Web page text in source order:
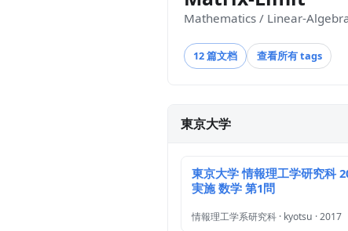
Mathematics / Linear-
12 篇文档 查看所有 tags
東京大学
東京大学 情報理工学研究科
実施 数学 第1問
情報理工学系研究科 · kyotsu · 2017